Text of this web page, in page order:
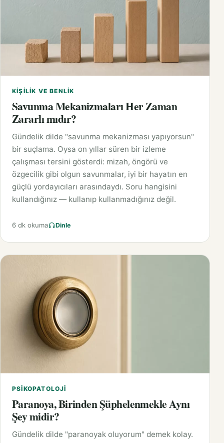
KIŞILIK VE BENLIK
Savunma Mekanizmaları Her Zaman
Zararlı mıdır?
Gündelik dilde "savunma mekanizması yapıyorsun"
bir suçlama. Oysa on yıllar süren bir izleme
çalışması tersini gösterdi: mizah, öngörü ve
özgecilik gibi olgun savunmalar, iyi bir hayatın en
güçlü yordayıcıları arasındaydı. Soru hangisini
kullandığınız — kullanıp kullanmadığınız değil.
6 dk okuma Dinle
PSIKOPATOLOJI
Paranoya, Birinden Şüphelenmekle Aynı
Şey midir?
Gündelik dilde "paranoyak oluyorum" demek kolay.